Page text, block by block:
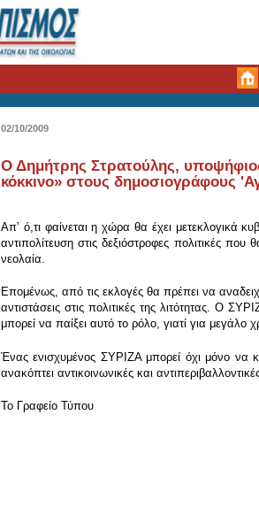
02/10/2009
Ο Δημήτρης Στρατούλης,
κόκκινο» στους δημοσιογράφους
Απʼ ό,τι φαίνεται η χώρα θα έχει μετεκλογικά
αντιπολίτευση στις δεξιόστροφες πολιτικές
νεολαία.
Επομένως, από τις εκλογές θα πρέπει να
αντιστάσεις στις πολιτικές της λιτότητας. Ο
μπορεί να παίξει αυτό το ρόλο, γιατί για μεγάλο
Ένας ενισχυμένος ΣΥΡΙΖΑ μπορεί όχι μόνο να
ανακόπτει αντικοινωνικές και
To Γραφείο Τύπου